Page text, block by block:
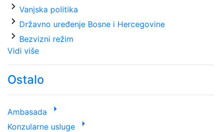
chevron_right Vanjska politika
chevron_right Državno uređenje Bosne i Hercegovine
chevron_right Bezvizni režim
Vidi više
Ostalo
Ambasada arrow_right
Konzularne usluge arrow_right